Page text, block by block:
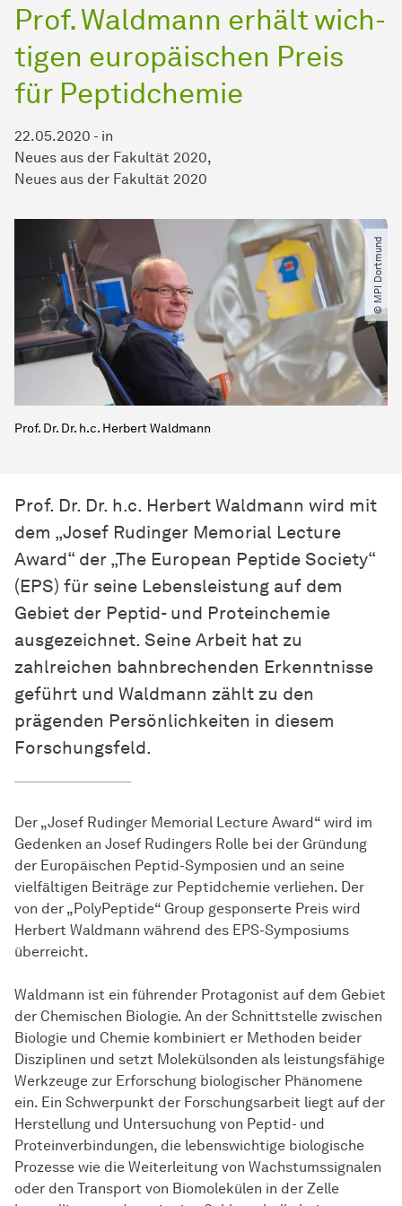
Prof. Waldmann erhält wich­
ti­gen europäischen Preis
für Peptidchemie
22.05.2020 - in
Neues aus der Fakultät 2020
Neues aus der Fakultät 2020
© MPI Dortmund
Prof. Dr. Dr. h.c. Herbert Waldmann
Prof. Dr. Dr. h.c. Herbert Waldmann wird mit
dem „Josef Rudinger Memorial Lecture
Award“ der „The European Peptide Society“
(EPS) für seine Lebensleistung auf dem
Gebiet der Peptid- und Proteinchemie
ausgezeichnet. Seine Arbeit hat zu
zahlreichen bahnbrechenden Erkenntnisse
geführt und Waldmann zählt zu den
prägenden Persönlichkeiten in diesem
Forschungsfeld.
Der „Josef Rudinger Memorial Lecture Award“ wird im
Gedenken an Josef Rudingers Rolle bei der Gründung
der Europäischen Peptid-Symposien und an seine
vielfältigen Beiträge zur Peptidchemie verliehen. Der
von der „PolyPeptide“ Group gesponserte Preis wird
Herbert Waldmann während des EPS-Symposiums
über­reicht.
Waldmann ist ein führender Protagonist auf dem Gebiet
der Chemischen Biologie. An der Schnittstelle zwischen
Biologie und Chemie kombiniert er Methoden beider
Disziplinen und setzt Molekülsonden als leistungsfähige
Werkzeuge zur Er­for­schung biologischer Phänomene
ein. Ein Schwerpunkt der Forschungsarbeit liegt auf der
Her­stel­lung und Untersuchung von Peptid- und
Proteinverbindungen, die lebenswichtige biologische
Prozesse wie die Weiterleitung von Wachstumssignalen
oder den Transport von Biomolekülen in der Zelle